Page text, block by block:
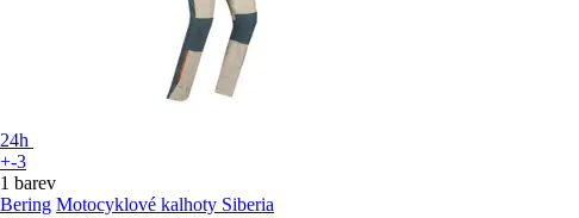
24h
+-3
1 barev
Bering Motocyklové kalhoty Siberia